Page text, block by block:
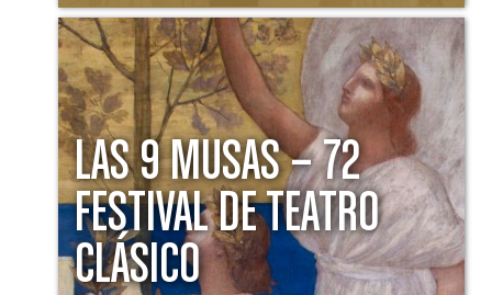
LAS 9 MUSAS – 72
FESTIVAL DE TEATRO
CLÁSICO